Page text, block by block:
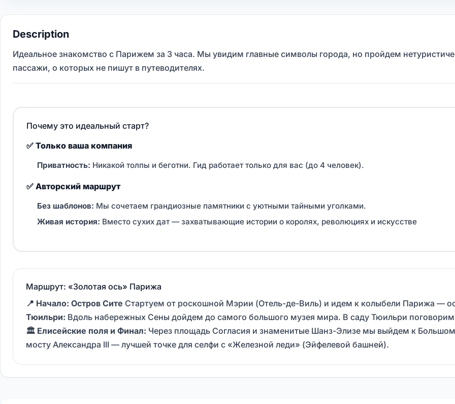
Description
Идеальное знакомство с Парижем за 3 часа. Мы увидим главные символы города, но пройдем
пассажи, о которых не пишут в путеводителях.
Почему это идеальный старт?
✅ Только ваша компания
Приватность: Никакой толпы и беготни. Гид работает только для вас (до 4 человек).
✅ Авторский маршрут
Без шаблонов: Мы сочетаем грандиозные памятники с уютными тайными уголками.
Живая история: Вместо сухих дат — захватывающие истории о королях, революциях и искусстве
Маршрут: «Золотая ось» Парижа
📍 Начало: Остров Сите Стартуем от роскошной Мэрии (Отель-де-Виль) и идем к колыбели Парижа —
Тюильри: Вдоль набережных Сены дойдем до самого большого музея мира. В саду Тюильри поговорим
🏛️ Елисейские поля и Финал: Через площадь Согласия и знаменитые Шанз-Элизе мы выйдем к
мосту Александра III — лучшей точке для селфи с «Железной леди» (Эйфелевой башней).